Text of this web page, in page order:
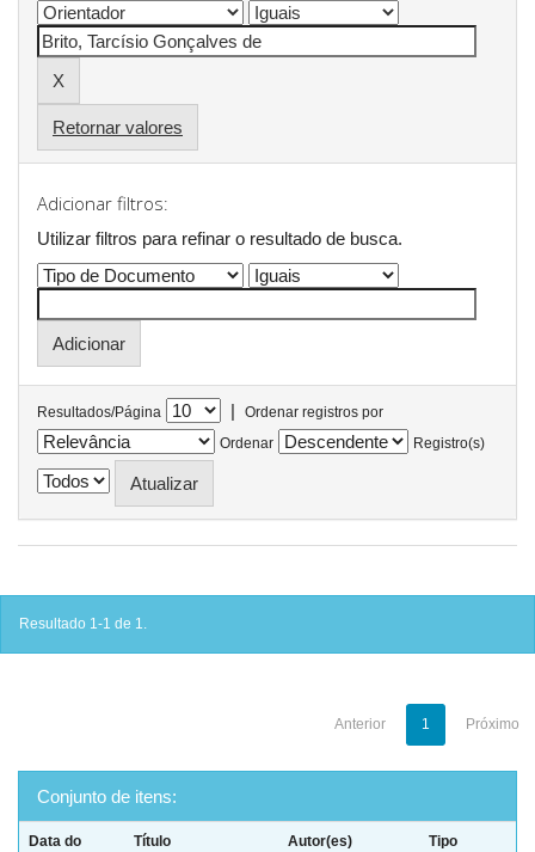
Retornar valores
Adicionar filtros:
Utilizar filtros para refinar o resultado de busca.
Resultados/Página |
Ordenar registros por
Ordenar
Registro(s)
Resultado 1-1 de 1.
Anterior 1 Próximo
Conjunto de itens:
Data do
Título Autor(es) Tipo